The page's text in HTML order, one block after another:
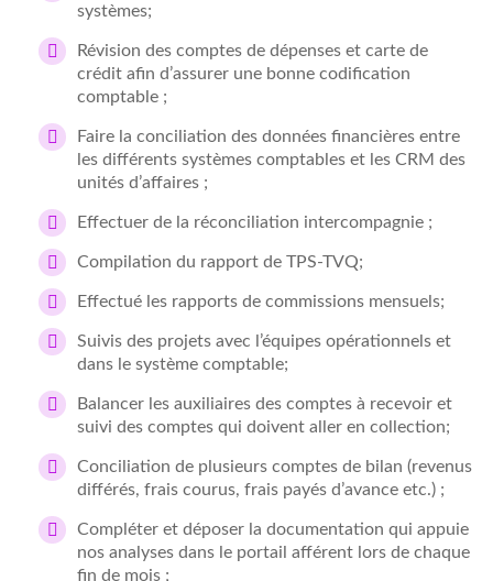
systèmes;
Révision des comptes de dépenses et carte de
crédit afin d’assurer une bonne codification
comptable ;
Faire la conciliation des données financières entre
les différents systèmes comptables et les CRM des
unités d’affaires ;
Effectuer de la réconciliation intercompagnie ;
Compilation du rapport de TPS-TVQ;
Effectué les rapports de commissions mensuels;
Suivis des projets avec l’équipes opérationnels et
dans le système comptable;
Balancer les auxiliaires des comptes à recevoir et
suivi des comptes qui doivent aller en collection;
Conciliation de plusieurs comptes de bilan (revenus
différés, frais courus, frais payés d’avance etc.) ;
Compléter et déposer la documentation qui appuie
nos analyses dans le portail afférent lors de chaque
fin de mois ;